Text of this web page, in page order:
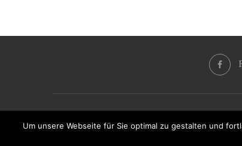
Um unsere Webseite für Sie optimal zu gestalten und